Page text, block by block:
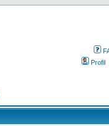
Profil